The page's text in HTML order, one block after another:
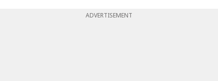
ADVERTISEMENT